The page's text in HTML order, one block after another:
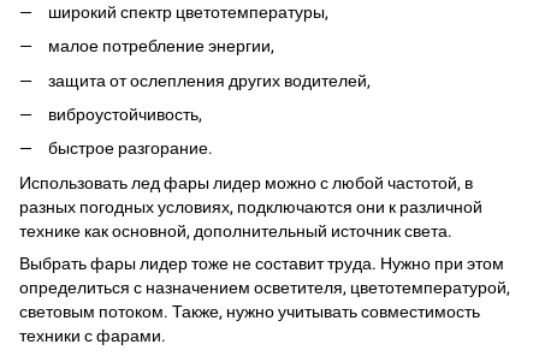
широкий спектр цветотемпературы,
малое потребление энергии,
защита от ослепления других водителей,
виброустойчивость,
быстрое разгорание.
Использовать лед фары лидер можно с любой частотой, в
разных погодных условиях, подключаются они к различной
технике как основной, дополнительный источник света.
Выбрать фары лидер тоже не составит труда. Нужно при этом
определиться с назначением осветителя, цветотемпературой,
световым потоком. Также, нужно учитывать совместимость
техники с фарами.